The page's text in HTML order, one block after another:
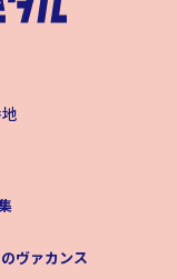
ヴァカンス